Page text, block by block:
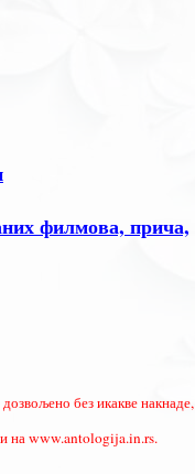
филмова, прича,
без икакве накнаде,
на www.antologija.in.rs.